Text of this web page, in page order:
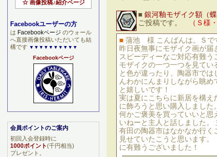
■ 銀河釉モザイク額（
ご投稿です。
（Ｓ様
■ 蒲池 様 こんばんは。Ｓで
昨日夜無事にモザイク画が
スピーディーなご対応有難う
モザイクの一つ一つを見て
と色が違ったり、陶器市で
んわかにんまりしながら眺
と嬉しいです！
実は夏にこちらに新居を構
に飾ろうと思い購入しまし
何かご褒美を買っていいと
いねーと主人と話しました
有田の陶器市はなかなか行
見せていたこうと思います
に有難うございました！
☆ 画像投稿♪紹介ページ
Facebookユーザーの方
は Facebookページ のウォール
へ直接画像投稿いただいても結
構です ▼▼▼▼▼▼▼▼▼▼
Facebookページ
会員ポイントのご案内
初回入会登録時に
1000ポイント(千円相当)
プレゼント。